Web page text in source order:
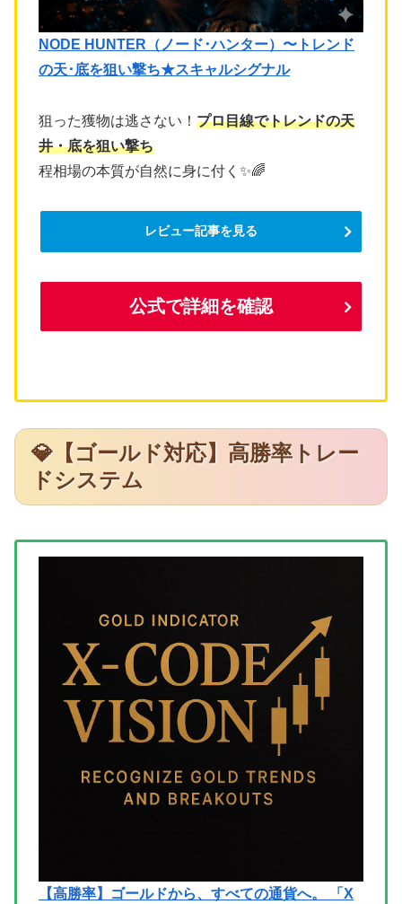
NODE HUNTER（ノード･ハンター）〜トレンド
の天･底を狙い撃ち★スキャルシグナル
狙った獲物は逃さない！ プロ目線でトレンドの天
井・底を狙い撃ち
程相場の本質が自然に身に付く✨🌈
レビュー記事を見る
公式で詳細を確認
💎【ゴールド対応】高勝率トレー
ドシステム
【高勝率】ゴールドから、すべての通貨へ。 「X